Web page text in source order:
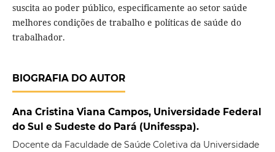
suscita ao poder público, especificamente ao setor saúde
melhores condições de trabalho e políticas de saúde do
trabalhador.
BIOGRAFIA DO AUTOR
Ana Cristina Viana Campos, Universidade Federal
do Sul e Sudeste do Pará (Unifesspa).
Docente da Faculdade de Saúde Coletiva da Universidade